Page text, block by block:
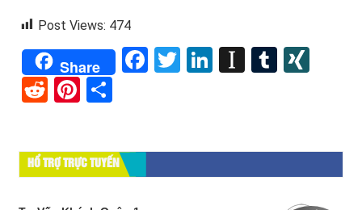
Post Views: 474
Share Facebook
TwitterLinkedInTumblr
RedditPinterest
HỔ TRỢ TRỰC TUYẾN